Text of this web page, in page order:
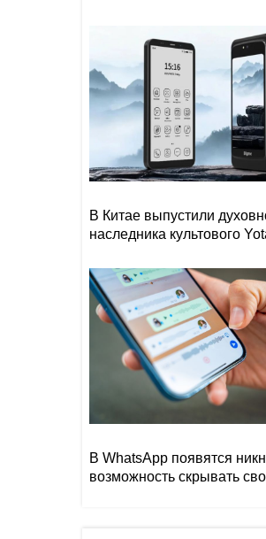
В Китае выпустили
наследника культового
В WhatsApp появятся
возможность скрывать